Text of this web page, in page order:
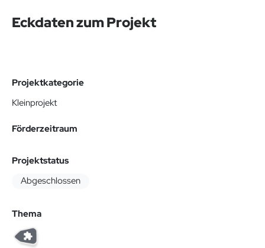
Eckdaten zum Projekt
Projektkategorie
Kleinprojekt
Förderzeitraum
Projektstatus
Abgeschlossen
Thema